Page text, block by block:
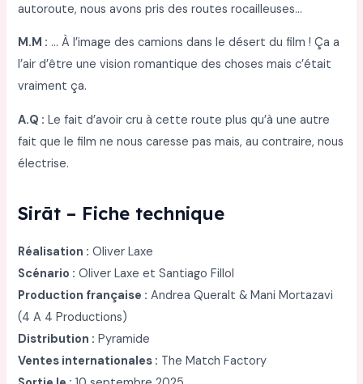
autoroute, nous avons pris des routes rocailleuses…
M.M : … À l’image des camions dans le désert du film ! Ça a
l’air d’être une vision romantique des choses mais c’était
vraiment ça.
A.Q : Le fait d’avoir cru à cette route plus qu’à une autre
fait que le film ne nous caresse pas mais, au contraire, nous
électrise.
Sirāt – Fiche technique
Réalisation : Oliver Laxe
Scénario : Oliver Laxe et Santiago Fillol
Production française : Andrea Queralt & Mani Mortazavi
(4 A 4 Productions)
Distribution : Pyramide
Ventes internationales : The Match Factory